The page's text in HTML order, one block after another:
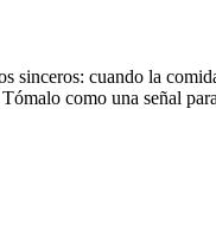
cuando la
como una señal